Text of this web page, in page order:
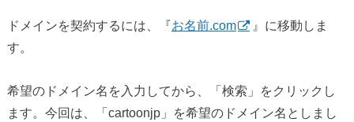
ドメインを契約するには、『お名前.com
』に移動しま
す。
希望のドメイン名を入力してから、「検索」をクリックし
ます。今回は、「cartoonjp」を希望のドメイン名としまし